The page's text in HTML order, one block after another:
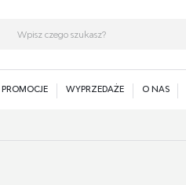
PROMOCJE WYPRZEDAŻE O NAS